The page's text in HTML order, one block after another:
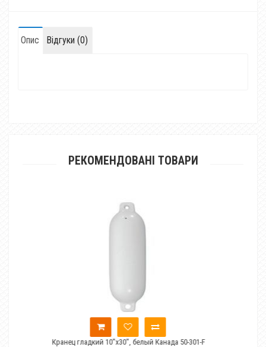
Опис Відгуки (0)
РЕКОМЕНДОВАНІ ТОВАРИ
гладкий 10"x30", белый Канада 50-301-F